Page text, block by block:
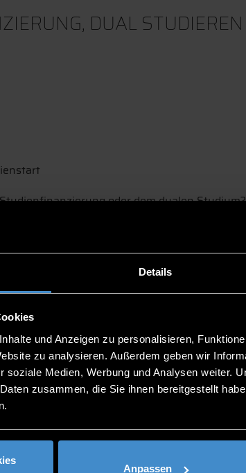
Details
und Anzeigen zu personalisieren,
zu analysieren. Außerdem geben wir
soziale Medien, Werbung und Analysen weiter.
zusammen, die Sie ihnen bereitgestellt
Anpassen
DUAL STUDIEREN
oder dem dualen
zu allen wichtigen Themen rund um den
die sich schnell und gezielt informieren